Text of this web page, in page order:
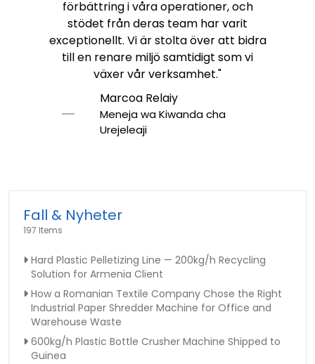
förbättring i våra operationer, och
stödet från deras team har varit
exceptionellt. Vi är stolta över att bidra
till en renare miljö samtidigt som vi
växer vår verksamhet."
Marcoa Relaiy
Meneja wa Kiwanda cha
Urejeleaji
Fall & Nyheter
197 Items
Hard Plastic Pelletizing Line — 200kg/h Recycling
Solution for Armenia Client
How a Romanian Textile Company Chose the Right
Industrial Paper Shredder Machine for Office and
Warehouse Waste
600kg/h Plastic Bottle Crusher Machine Shipped to
Guinea